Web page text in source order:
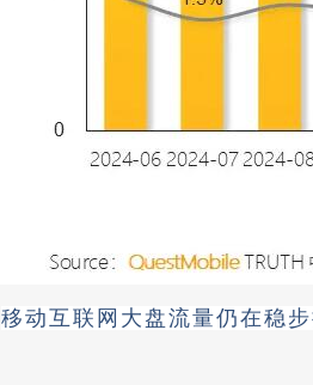
移动互联网大盘流量仍在稳